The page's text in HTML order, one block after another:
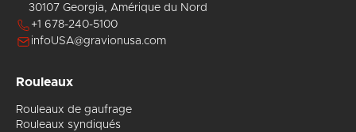
30107 Georgia, Amérique du Nord
+1 678-240-5100
infoUSA@gravionusa.com
Rouleaux
Rouleaux de gaufrage
Rouleaux syndiqués